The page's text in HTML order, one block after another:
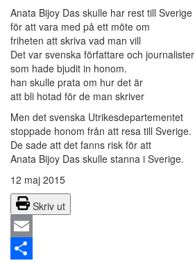
Anata Bijoy Das skulle har rest till Sverige
för att vara med på ett möte om
friheten att skriva vad man vill
Det var svenska författare och journalister
som hade bjudit in honom.
han skulle prata om hur det är
att bli hotad för de man skriver
Men det svenska Utrikesdepartementet
stoppade honom från att resa till Sverige.
De sade att det fanns risk för att
Anata Bijoy Das skulle stanna i Sverige.
12 maj 2015
Skriv ut
Email